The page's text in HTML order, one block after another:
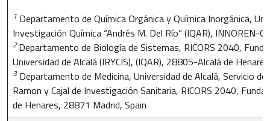
1 Departamento de Química Orgánica y Química Inorgánica,
Investigación Química “Andrés M. Del Río” (IQAR), INNOREN-
2Departamento de Biología de Sistemas, RICORS 2040,
Universidad de Alcalá (IRYCIS), (IQAR), 28805-Alcalá de
3 Departamento de Medicina, Universidad de Alcalá, Servicio
Ramon y Cajal de Investigación Sanitaria, RICORS 2040,
de Henares, 28871 Madrid, Spain